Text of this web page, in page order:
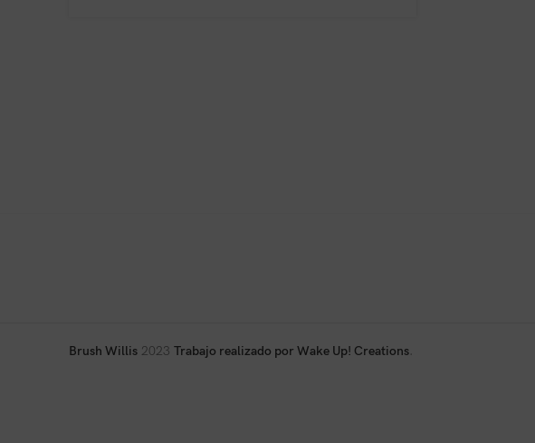
Brush Willis 2023 Trabajo realizado por Wake Up! Creations.